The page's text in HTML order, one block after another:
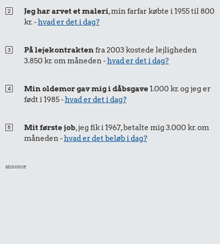
Jeg har arvet et maleri, min farfar købte i 1955 til 800
kr. -hvad er det i dag?
På lejekontraktenfra 2003 kostede lejligheden
3.850 kr. om måneden -hvad er det i dag?
Min oldemor gav mig i dåbsgave1.000 kr. og jeg er
født i 1985 -hvad er det i dag?
Mit første job, jeg fik i 1967, betalte mig 3.000 kr. om
måneden -hvad er det beløb i dag?
annonce